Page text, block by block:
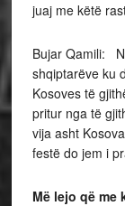
juaj me këtë
Bujar Qamili:
shqiptarëve ku
Kosoves të
pritur nga të
vija asht
festë do jem i
Më lejo që me